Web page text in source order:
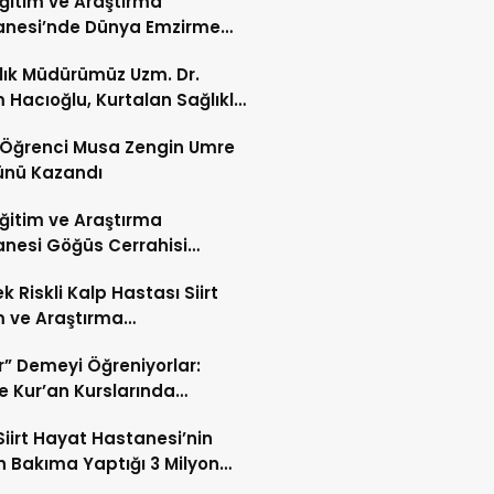
Dünya Emzirme
Müdürümüz Uzm. Dr.
Hacıoğlu, Kurtalan Sağlıklı
Musa Zengin Umre
Kazandı
ve Araştırma
Göğüs Cerrahisi
Nodülleri Her Zaman
Anlamına Gelmez”
Riskli Kalp Hastası Siirt
ve Araştırma
Demeyi Öğreniyorlar:
Kur’an Kurslarında
Hayat Hastanesi’nin
Bakıma Yaptığı 3 Milyon